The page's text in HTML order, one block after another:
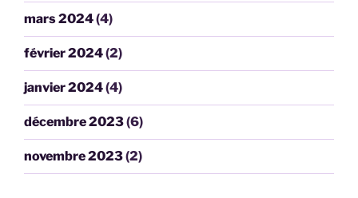
mars 2024(4)
février 2024(2)
janvier 2024(4)
décembre 2023(6)
novembre 2023(2)